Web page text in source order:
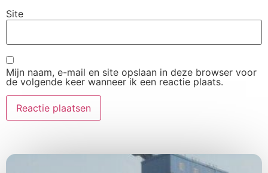
Site
Mijn naam, e-mail en site opslaan in deze browser voor
de volgende keer wanneer ik een reactie plaats.